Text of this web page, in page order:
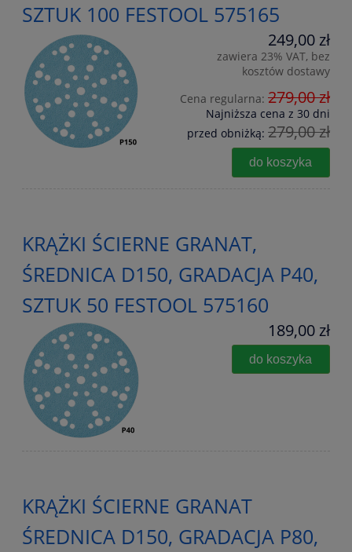
SZTUK 100 FESTOOL 575165
249,00 zł
zawiera 23% VAT, bez
kosztów dostawy
Cena regularna: 279,00 zł
Najniższa cena z 30 dni
przed obniżką: 279,00 zł
do koszyka
KRĄŻKI ŚCIERNE GRANAT,
ŚREDNICA D150, GRADACJA P40,
SZTUK 50 FESTOOL 575160
189,00 zł
do koszyka
KRĄŻKI ŚCIERNE GRANAT
ŚREDNICA D150, GRADACJA P80,